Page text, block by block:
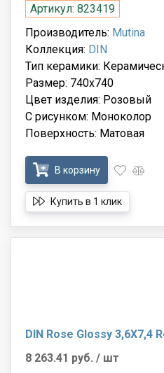
Артикул: 823419
Производитель: Mutina
Коллекция: DIN
Тип керамики:
Размер: 740x740
Цвет изделия: Розовый
С рисунком: Моноколор
Поверхность: Матовая
В корзину
Купить в 1 клик
DIN Rose Glossy 3,6X7,4
8 263.41 руб. / шт